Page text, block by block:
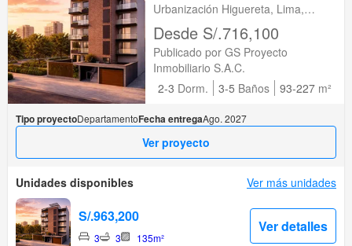
Urbanización Higuereta, Lima,
Santiago de Surco, Lima
Desde S/.716,100
Publicado por GS Proyecto
Inmobiliario S.A.C.
2-3 Dorm. 3-5 Baños 93-227 m²
Tipo proyectoDepartamentoFecha entregaAgo. 2027
Ver proyecto
Unidades disponibles Ver más unidades
S/.963,200
3 3 135m²
Ver detalles